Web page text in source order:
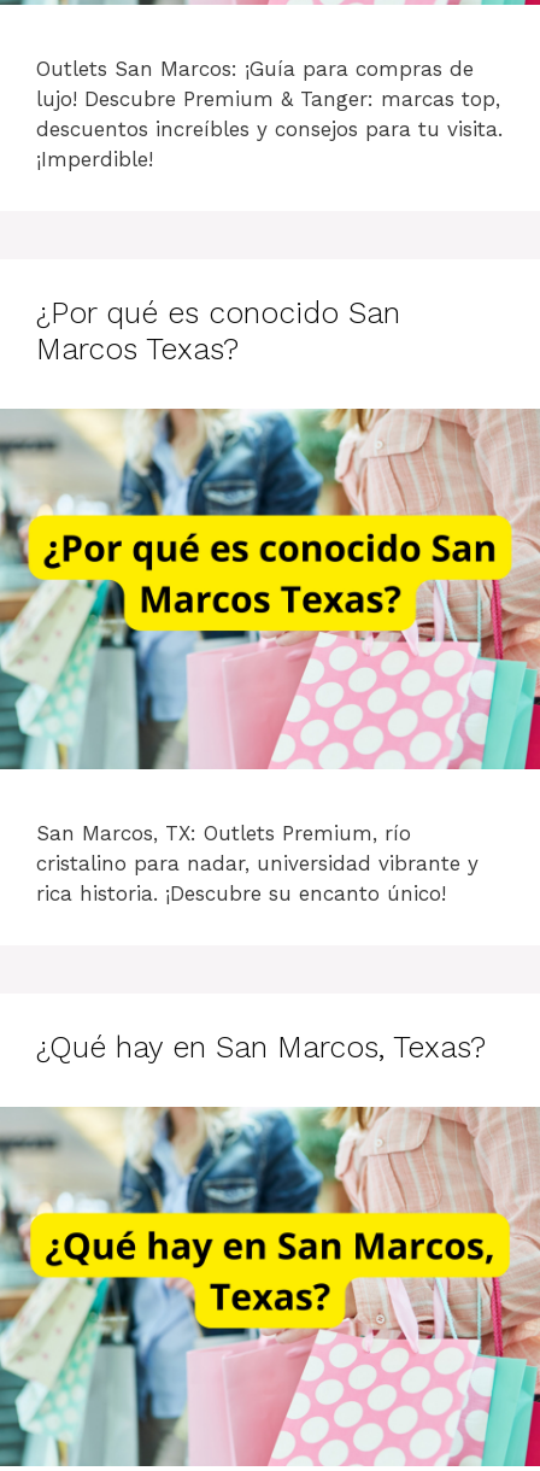
Outlets San Marcos: ¡Guía para compras de
lujo! Descubre Premium & Tanger: marcas top,
descuentos increíbles y consejos para tu visita.
¡Imperdible!
¿Por qué es conocido San
Marcos Texas?
San Marcos, TX: Outlets Premium, río
cristalino para nadar, universidad vibrante y
rica historia. ¡Descubre su encanto único!
¿Qué hay en San Marcos, Texas?